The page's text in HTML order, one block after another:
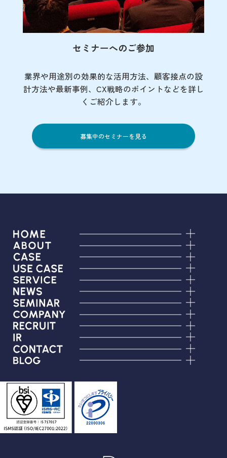
セミナーへのご参加
業界や用途別の効果的な活用方法、顧客接点の設
計方法や最新事例、CX戦略のポイントなどを詳し
くご紹介します。
募集中のセミナーを見る